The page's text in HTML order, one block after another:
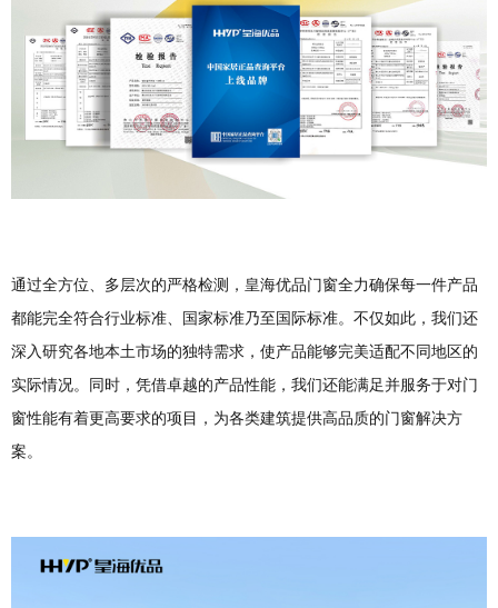
通过全方位、多层次的严格检测，皇海优品门窗全力确保每一件产品
都能完全符合行业标准、国家标准乃至国际标准。不仅如此，我们还
深入研究各地本土市场的独特需求，使产品能够完美适配不同地区的
实际情况。同时，凭借卓越的产品性能，我们还能满足并服务于对门
窗性能有着更高要求的项目，为各类建筑提供高品质的门窗解决方
案。